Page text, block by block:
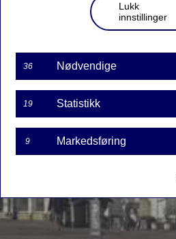
Lukk
innstillinger
36 Nødvendige
19 Statistikk
9 Markedsføring